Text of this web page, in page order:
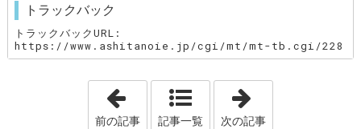
トラックバック
トラックバックURL:
https://www.ashitanoie.jp/cgi/mt/mt-tb.cgi/228
「スマートホーム「ｖ－ｅｘ」モデルハ
前の記事 記事一覧 次の記事